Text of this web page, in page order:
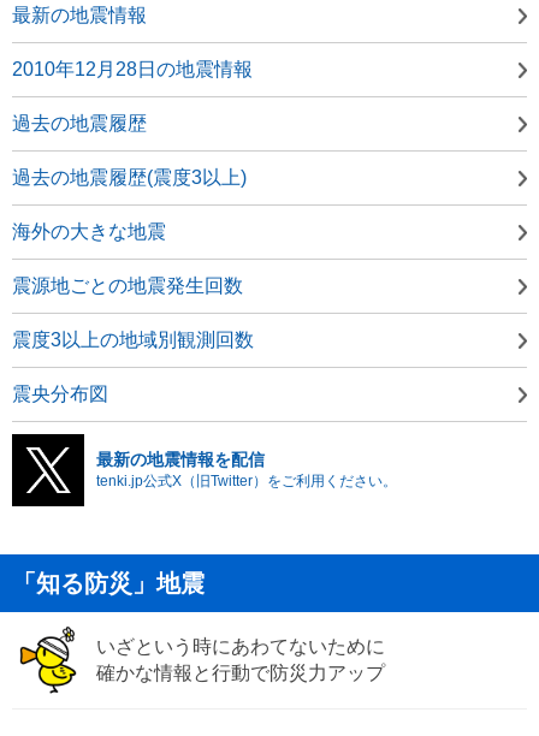
最新の地震情報
2010年12月28日の地震情報
過去の地震履歴
過去の地震履歴(震度3以上)
海外の大きな地震
震源地ごとの地震発生回数
震度3以上の地域別観測回数
震央分布図
最新の地震情報を配信
tenki.jp公式X（旧Twitter）をご利用ください。
「知る防災」地震
いざという時にあわてないために
確かな情報と行動で防災力アップ